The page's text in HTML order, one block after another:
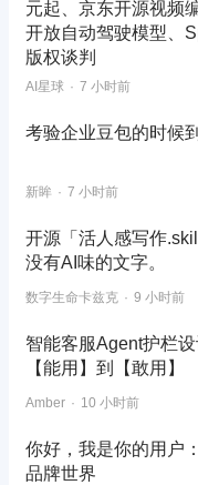
元起、京东开源视频
开放自动驾驶模型、
版权谈判
AI星球 7 小时前
考验企业豆包的时候
新眸 7 小时前
开源「活人感写作
没有AI味的文字。
数字生命卡兹克 9 小时前
智能客服Agent护栏
【能用】到【敢用】
Amber 10 小时前
你好，我是你的用户
品牌世界